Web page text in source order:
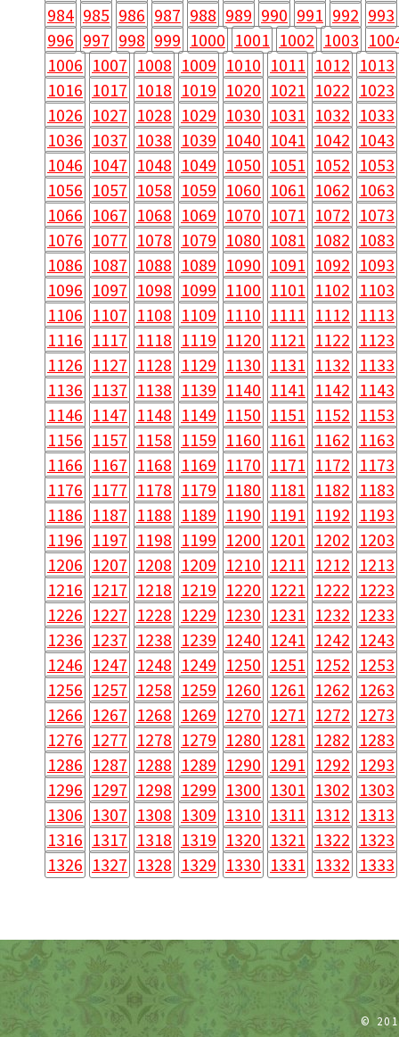
984 985 986 987 988 989 990 991 992 993
996 997 998 999 1000 1001 1002 1003
1006 1007 1008 1009 1010 1011 1012 1013
1016 1017 1018 1019 1020 1021 1022 1023
1026 1027 1028 1029 1030 1031 1032 1033
1036 1037 1038 1039 1040 1041 1042 1043
1046 1047 1048 1049 1050 1051 1052 1053
1056 1057 1058 1059 1060 1061 1062 1063
1066 1067 1068 1069 1070 1071 1072 1073
1076 1077 1078 1079 1080 1081 1082 1083
1086 1087 1088 1089 1090 1091 1092 1093
1096 1097 1098 1099 1100 1101 1102 1103
1106 1107 1108 1109 1110 1111 1112 1113
1116 1117 1118 1119 1120 1121 1122 1123
1126 1127 1128 1129 1130 1131 1132 1133
1136 1137 1138 1139 1140 1141 1142 1143
1146 1147 1148 1149 1150 1151 1152 1153
1156 1157 1158 1159 1160 1161 1162 1163
1166 1167 1168 1169 1170 1171 1172 1173
1176 1177 1178 1179 1180 1181 1182 1183
1186 1187 1188 1189 1190 1191 1192 1193
1196 1197 1198 1199 1200 1201 1202 1203
1206 1207 1208 1209 1210 1211 1212 1213
1216 1217 1218 1219 1220 1221 1222 1223
1226 1227 1228 1229 1230 1231 1232 1233
1236 1237 1238 1239 1240 1241 1242 1243
1246 1247 1248 1249 1250 1251 1252 1253
1256 1257 1258 1259 1260 1261 1262 1263
1266 1267 1268 1269 1270 1271 1272 1273
1276 1277 1278 1279 1280 1281 1282 1283
1286 1287 1288 1289 1290 1291 1292 1293
1296 1297 1298 1299 1300 1301 1302 1303
1306 1307 1308 1309 1310 1311 1312 1313
1316 1317 1318 1319 1320 1321 1322 1323
1326 1327 1328 1329 1330 1331 1332 1333
©